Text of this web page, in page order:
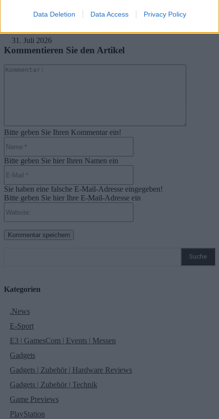
Data Deletion Data Access Privacy Policy
PlayStation veröffentlicht neue Quartalszahlen – PS5 erreicht 95,3
31. Juli 2026
Kommentieren Sie den Artikel
Bitte geben Sie Ihren Kommentar ein!
Bitte geben Sie hier Ihren Namen ein
Sie haben eine falsche E-Mail-Adresse eingegeben!
Bitte geben Sie hier Ihre E-Mail-Adresse ein
Suche
Kategorien
.News
E-Sport
E3 | GamesCom | Events | Messen
Gadgets
Gadgets | Zubehör | Hardware Reviews
Gadgets | Zubehör | Technik
Game Previews
PlayStation